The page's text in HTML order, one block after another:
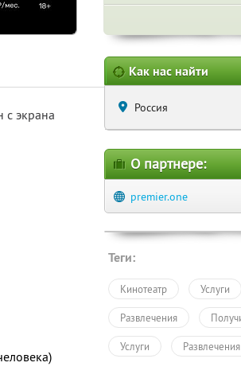
с экрана
Как нас найти
Россия
О партнере:
premier.one
Теги:
Кинотеатр Услуги
Развлечения
Услуги Развлечения